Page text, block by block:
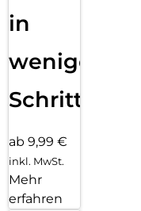
in
wenigen
Schritten
ab 9,99 €
inkl. MwSt.
Mehr
erfahren